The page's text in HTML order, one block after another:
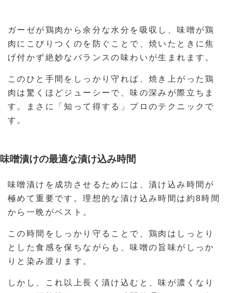
ガーゼが鶏肉から余分な水分を吸収し、味噌が鶏
肉にこびりつくのを防ぐことで、焼いたときに焦
げ付かず絶妙なバランスの味わいが生まれます。
このひと手間をしっかり守れば、焼き上がった鶏
肉は驚くほどジューシーで、味の深みが際立ちま
す。まさに「知って得する」プロのテクニックで
す。
味噌漬けの最適な漬け込み時間
味噌漬けを成功させるためには、漬け込み時間が
極めて重要です。理想的な漬け込み時間は約8時間
から一晩がベスト。
この時間をしっかり守ることで、鶏肉はしっとり
とした食感を保ちながらも、味噌の旨味がしっか
りと染み渡ります。
しかし、これ以上長く漬け込むと、味が濃くなり